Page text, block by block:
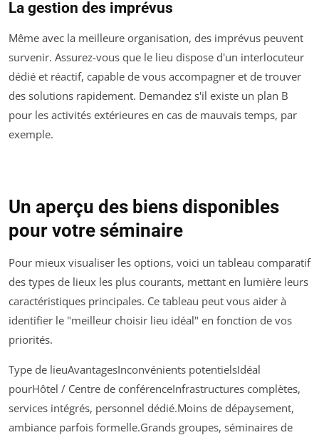
La gestion des imprévus
Même avec la meilleure organisation, des imprévus peuvent
survenir. Assurez-vous que le lieu dispose d'un interlocuteur
dédié et réactif, capable de vous accompagner et de trouver
des solutions rapidement. Demandez s'il existe un plan B
pour les activités extérieures en cas de mauvais temps, par
exemple.
Un aperçu des biens disponibles
pour votre séminaire
Pour mieux visualiser les options, voici un tableau comparatif
des types de lieux les plus courants, mettant en lumière leurs
caractéristiques principales. Ce tableau peut vous aider à
identifier le "meilleur choisir lieu idéal" en fonction de vos
priorités.
Type de lieuAvantagesInconvénients potentielsIdéal
pourHôtel / Centre de conférenceInfrastructures complètes,
services intégrés, personnel dédié.Moins de dépaysement,
ambiance parfois formelle.Grands groupes, séminaires de